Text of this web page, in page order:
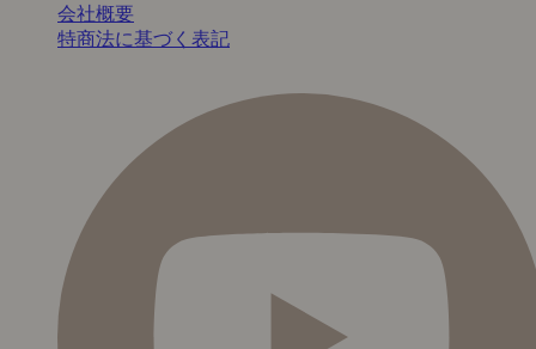
会社概要
特商法に基づく表記